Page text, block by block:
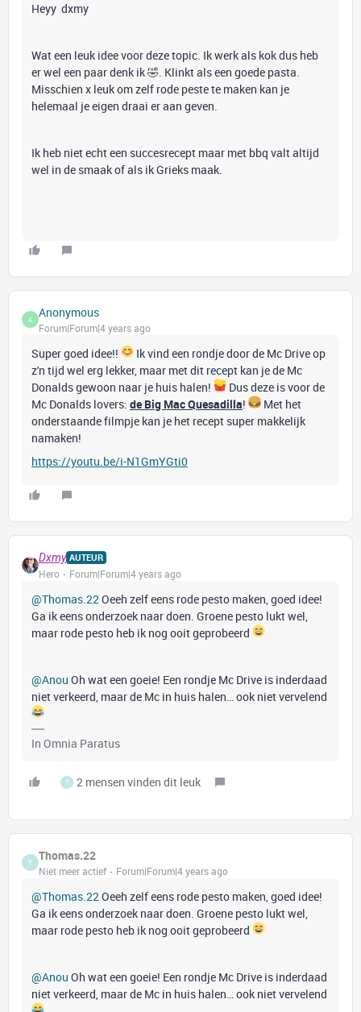
Heyy dxmy
Wat een leuk idee voor deze topic. Ik werk als kok dus heb
er wel een paar denk ik 🤣. Klinkt als een goede pasta.
Misschien x leuk om zelf rode peste te maken kan je
helemaal je eigen draai er aan geven.
Ik heb niet echt een succesrecept maar met bbq valt altijd
wel in de smaak of als ik Grieks maak.
A Anonymous
Forum|Forum|4 years ago
Super goed idee!!
Ik vind een rondje door de Mc Drive op
z'n tijd wel erg lekker, maar met dit recept kan je de Mc
Donalds gewoon naar je huis halen!
Dus deze is voor de
Mc Donalds lovers: de Big Mac Quesadilla!
Met het
onderstaande filmpje kan je het recept super makkelijk
namaken!
https://youtu.be/i-N1GmYGti0
Dxmy AUTEUR
Hero Forum|Forum|4 years ago
@Thomas.22Oeeh zelf eens rode pesto maken, goed idee!
Ga ik eens onderzoek naar doen. Groene pesto lukt wel,
maar rode pesto heb ik nog ooit geprobeerd
@Anou Oh wat een goeie! Een rondje Mc Drive is inderdaad
niet verkeerd, maar de Mc in huis halen… ook niet vervelend
In Omnia Paratus
T 2 mensen vinden dit leuk
T Thomas.22
Niet meer actief Forum|Forum|4 years ago
@Thomas.22Oeeh zelf eens rode pesto maken, goed idee!
Ga ik eens onderzoek naar doen. Groene pesto lukt wel,
maar rode pesto heb ik nog ooit geprobeerd
@Anou Oh wat een goeie! Een rondje Mc Drive is inderdaad
niet verkeerd, maar de Mc in huis halen… ook niet vervelend